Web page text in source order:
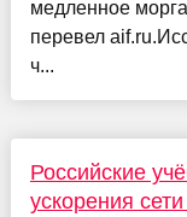
медленное
перевел
ч...
Российские
ускорения